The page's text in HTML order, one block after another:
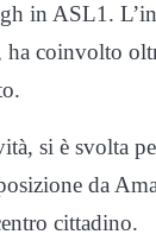
in ASL1.
ha coinvolto
si è svolta
da
cittadino.